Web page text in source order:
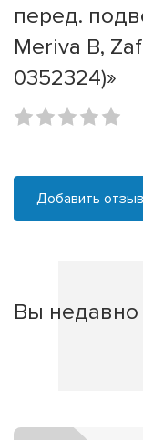
перед.
Meriva B,
0352324)»
Добавить отзыв
Вы недавно